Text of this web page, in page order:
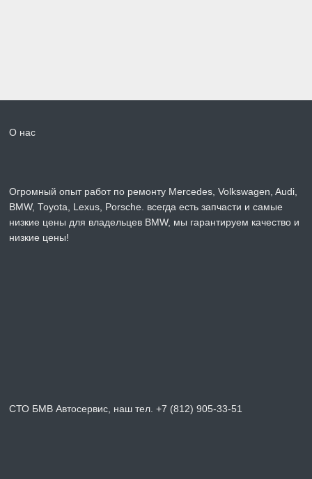
О нас
Огромный опыт работ по ремонту Mercedes, Volkswagen, Audi,
BMW, Toyota, Lexus, Porsche. всегда есть запчасти и самые
низкие цены для владельцев BMW, мы гарантируем качество и
низкие цены!
СТО БМВ Автосервис, наш тел. +7 (812) 905-33-51